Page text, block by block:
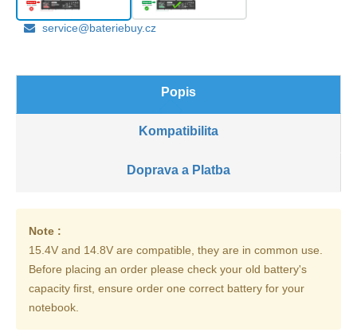
service@bateriebuy.cz
Popis
Kompatibilita
Doprava a Platba
Note :
15.4V and 14.8V are compatible, they are in common use.
Before placing an order please check your old battery's
capacity first, ensure order one correct battery for your
notebook.